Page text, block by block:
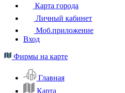
Карта города
Личный кабинет
Моб.приложение
Вход
Фирмы на карте
Главная
Карта